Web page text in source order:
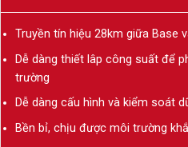
Truyền tín hiệu 28km giữa Base
Dễ dàng thiết lâp công suất để
trường
Dễ dàng cấu hình và kiểm soát
Bền bỉ, chịu được môi trường